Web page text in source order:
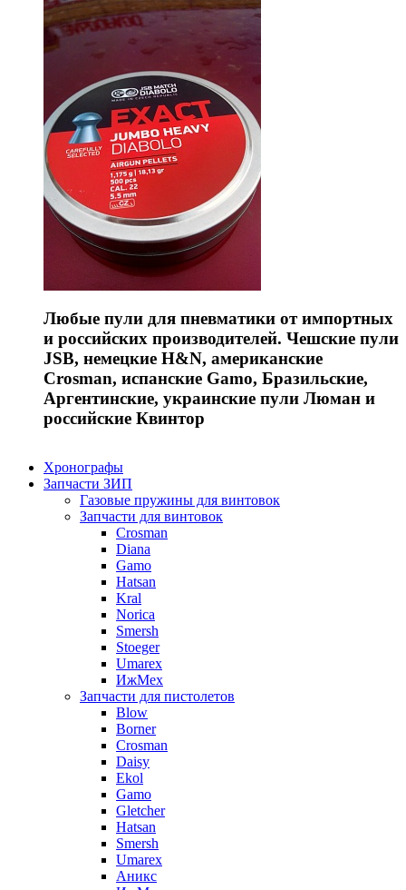
Любые пули для пневматики от импортных
и российских производителей. Чешские пули
JSB, немецкие H&N, американские
Crosman, испанские Gamo, Бразильские,
Аргентинские, украинские пули Люман и
российские Квинтор
Хронографы
Запчасти ЗИП
Газовые пружины для винтовок
Запчасти для винтовок
Crosman
Diana
Gamo
Hatsan
Kral
Norica
Smersh
Stoeger
Umarex
ИжМех
Запчасти для пистолетов
Blow
Borner
Crosman
Daisy
Ekol
Gamo
Gletcher
Hatsan
Smersh
Umarex
Аникс